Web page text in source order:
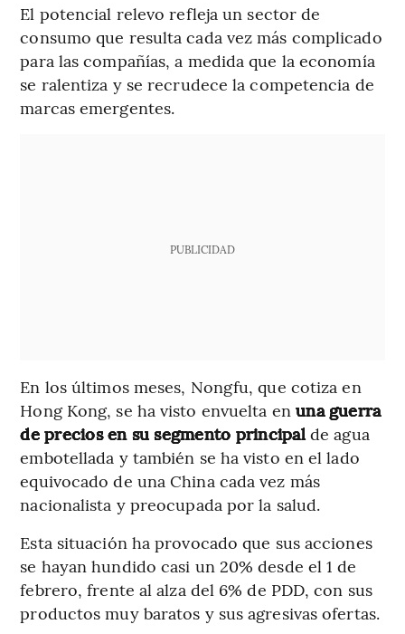
El potencial relevo refleja un sector de
consumo que resulta cada vez más complicado
para las compañías, a medida que la economía
se ralentiza y se recrudece la competencia de
marcas emergentes.
PUBLICIDAD
En los últimos meses, Nongfu, que cotiza en
Hong Kong, se ha visto envuelta en una guerra
de precios en su segmento principalde agua
embotellada y también se ha visto en el lado
equivocado de una China cada vez más
nacionalista y preocupada por la salud.
Esta situación ha provocado que sus acciones
se hayan hundido casi un 20% desde el 1 de
febrero, frente al alza del 6% de PDD, con sus
productos muy baratos y sus agresivas ofertas.